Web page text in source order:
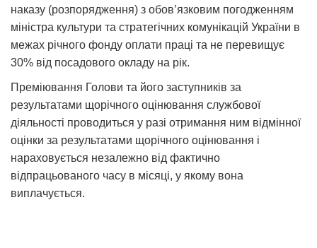
наказу (розпорядження) з обов’язковим погодженням
міністра культури та стратегічних комунікацій України в
межах річного фонду оплати праці та не перевищує
30% від посадового окладу на рік.
Преміювання Голови та його заступників за
результатами щорічного оцінювання службової
діяльності проводиться у разі отримання ним відмінної
оцінки за результатами щорічного оцінювання і
нараховується незалежно від фактично
відпрацьованого часу в місяці, у якому вона
виплачується.